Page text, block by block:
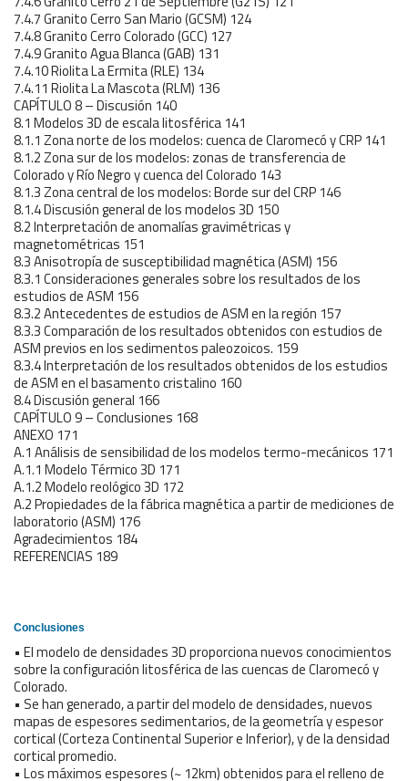
7.4.7 Granito Cerro San Mario (GCSM) 124
7.4.8 Granito Cerro Colorado (GCC) 127
7.4.9 Granito Agua Blanca (GAB) 131
7.4.10 Riolita La Ermita (RLE) 134
7.4.11 Riolita La Mascota (RLM) 136
CAPÍTULO 8 – Discusión 140
8.1 Modelos 3D de escala litosférica 141
8.1.1 Zona norte de los modelos: cuenca de Claromecó y CRP 141
8.1.2 Zona sur de los modelos: zonas de transferencia de
Colorado y Río Negro y cuenca del Colorado 143
8.1.3 Zona central de los modelos: Borde sur del CRP 146
8.1.4 Discusión general de los modelos 3D 150
8.2 Interpretación de anomalías gravimétricas y
magnetométricas 151
8.3 Anisotropía de susceptibilidad magnética (ASM) 156
8.3.1 Consideraciones generales sobre los resultados de los
estudios de ASM 156
8.3.2 Antecedentes de estudios de ASM en la región 157
8.3.3 Comparación de los resultados obtenidos con estudios de
ASM previos en los sedimentos paleozoicos. 159
8.3.4 Interpretación de los resultados obtenidos de los estudios
de ASM en el basamento cristalino 160
8.4 Discusión general 166
CAPÍTULO 9 – Conclusiones 168
ANEXO 171
A.1 Análisis de sensibilidad de los modelos termo-mecánicos 171
A.1.1 Modelo Térmico 3D 171
A.1.2 Modelo reológico 3D 172
A.2 Propiedades de la fábrica magnética a partir de mediciones de
laboratorio (ASM) 176
Agradecimientos 184
REFERENCIAS 189
Conclusiones
• El modelo de densidades 3D proporciona nuevos conocimientos
sobre la configuración litosférica de las cuencas de Claromecó y
Colorado.
• Se han generado, a partir del modelo de densidades, nuevos
mapas de espesores sedimentarios, de la geometría y espesor
cortical (Corteza Continental Superior e Inferior), y de la densidad
cortical promedio.
• Los máximos espesores (~ 12km) obtenidos para el relleno de